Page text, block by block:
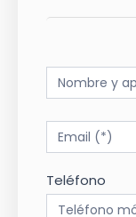
Tour
Form
Teléfono